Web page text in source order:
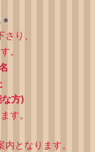
●
り、
。
方)
す。
となります。